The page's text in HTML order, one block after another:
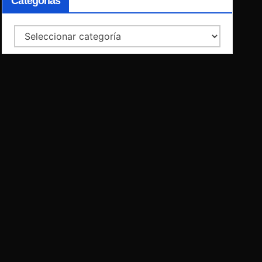
Categorías